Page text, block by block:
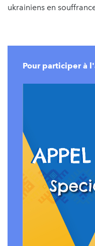
ukrainiens en
Pour participer à